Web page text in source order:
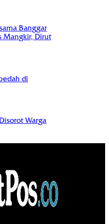
Banggar
Mangkir, Dirut
di
Warga